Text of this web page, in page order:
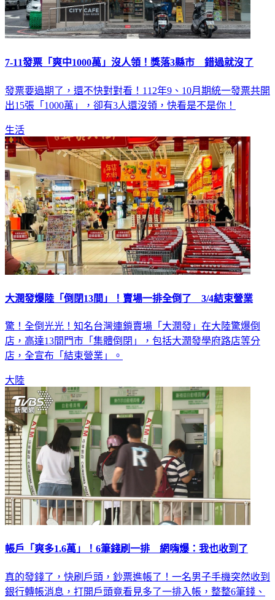
7-11發票「爽中1000萬」沒人領！獎落3縣市 錯過就沒了
發票要過期了，還不快對對看！112年9、10月期統一發票共開
出15張「1000萬」，卻有3人還沒領，快看是不是你！
生活
大潤發爆陸「倒閉13間」！賣場一排全倒了 3/4結束營業
驚！全倒光光！知名台灣連鎖賣場「大潤發」在大陸驚爆倒
店，高達13間門市「集體倒閉」，包括大潤發學府路店等分
店，全宣布「結束營業」。
大陸
帳戶「爽多1.6萬」！6筆錢刷一排 網嗨爆：我也收到了
真的發錢了，快刷戶頭，鈔票進帳了！一名男子手機突然收到
銀行轉帳消息，打開戶頭竟看見多了一排入帳，整整6筆錢、